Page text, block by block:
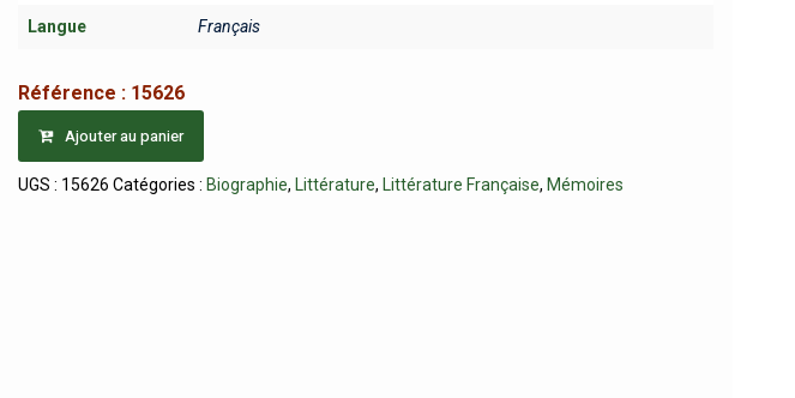
Langue Français
Référence : 15626
Ajouter au panier
UGS : 15626 Catégories : Biographie, Littérature, Littérature Française, Mémoires